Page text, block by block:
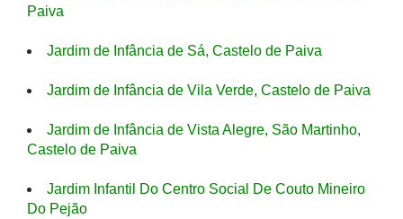
Paiva
Jardim de Infância de Sá, Castelo de Paiva
Jardim de Infância de Vila Verde, Castelo de Paiva
Jardim de Infância de Vista Alegre, São Martinho,
Castelo de Paiva
Jardim Infantil Do Centro Social De Couto Mineiro
Do Pejão